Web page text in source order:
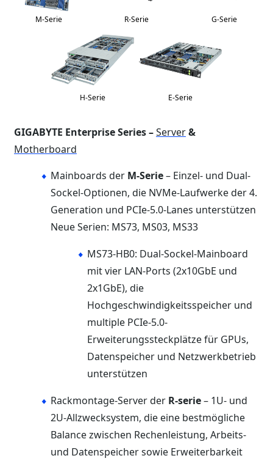
M-Serie R-Serie G-Serie
H-Serie E-Serie
GIGABYTE Enterprise Series –Server&
Motherboard
Mainboards der M-Serie– Einzel- und Dual-
Sockel-Optionen, die NVMe-Laufwerke der 4.
Generation und PCIe-5.0-Lanes unterstützen
Neue Serien: MS73, MS03, MS33
MS73-HB0: Dual-Sockel-Mainboard
mit vier LAN-Ports (2x10GbE und
2x1GbE), die
Hochgeschwindigkeitsspeicher und
multiple PCIe-5.0-
Erweiterungssteckplätze für GPUs,
Datenspeicher und Netzwerkbetrieb
unterstützen
Rackmontage-Server der R-serie– 1U- und
2U-Allzwecksystem, die eine bestmögliche
Balance zwischen Rechenleistung, Arbeits-
und Datenspeicher sowie Erweiterbarkeit